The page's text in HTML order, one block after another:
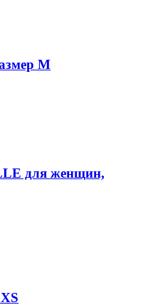
M
для женщин,